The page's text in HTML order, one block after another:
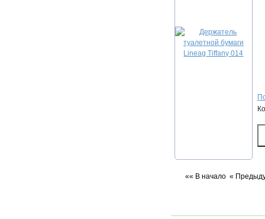
«« В начало «